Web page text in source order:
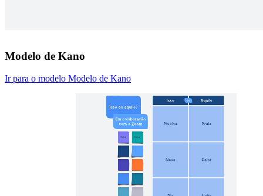
Modelo de Kano
Ir para o modelo Modelo de Kano